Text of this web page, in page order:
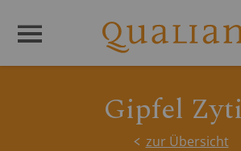
Gipfel
zur Übersicht